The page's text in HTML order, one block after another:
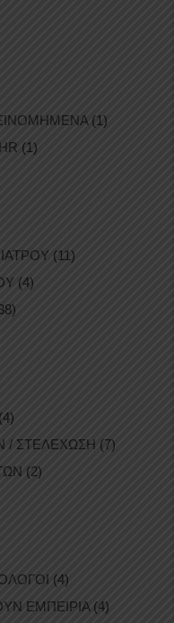
(1)
(1)
(11)
(4)
(4)
/ ΣΤΕΛΕΧΩΣΗ (7)
(2)
(4)
ΕΜΠΕΙΡΙΑ(4)